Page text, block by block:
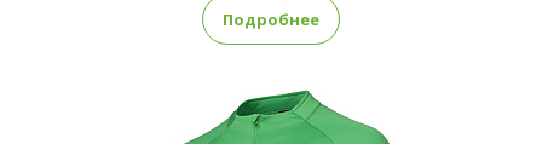
Подробнее